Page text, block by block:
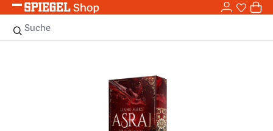
Zum Hauptinhalt springen 0
Suche